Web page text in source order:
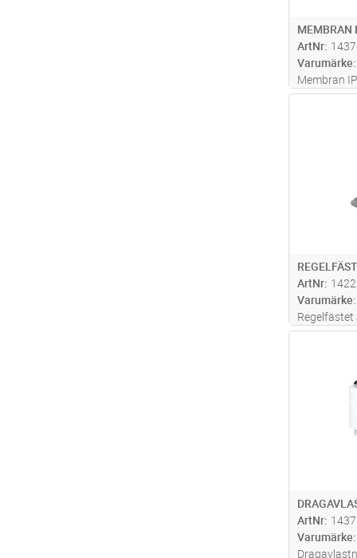
MEMBRAN
ArtNr
Varumärke
Membran
ArtNr
Varumärke
spikbleck
plåtregel
ArtNr
Varumärke